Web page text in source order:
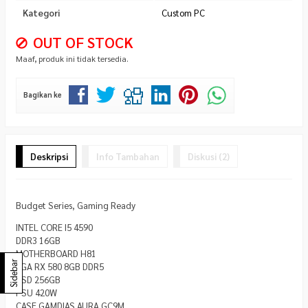
Kategori Custom PC
OUT OF STOCK
Maaf, produk ini tidak tersedia.
Bagikan ke
Deskripsi Info Tambahan Diskusi (2)
Budget Series, Gaming Ready
INTEL CORE I5 4590
DDR3 16GB
MOTHERBOARD H81
VGA RX 580 8GB DDR5
SSD 256GB
PSU 420W
CASE GAMDIAS AURA GC9M
Sidebar